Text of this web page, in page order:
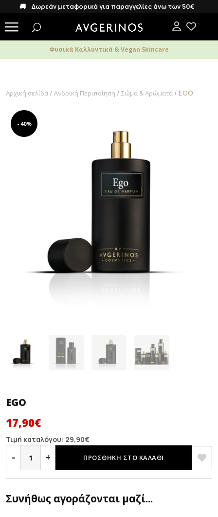
🚚 Δωρεάν μεταφορικά για παραγγελίες άνω των 50€
Φυσικά Καλλυντικά & Vegan Skincare
Αρχική σελίδα / Ανδρική Περιποίηση / Σώμα & Αρώματα / EGO
- 40%
EGO
Original
price
29,90€.
17,90€Η
τρέχουσα
τιμή
είναι:
17,90€.
Τιμή καταλόγου: 29,90€
-
EGO
ποσότητα
+ ΠΡΟΣΘΉΚΗ ΣΤΟ ΚΑΛΆΘΙ
Συνήθως αγοράζονται μαζί...